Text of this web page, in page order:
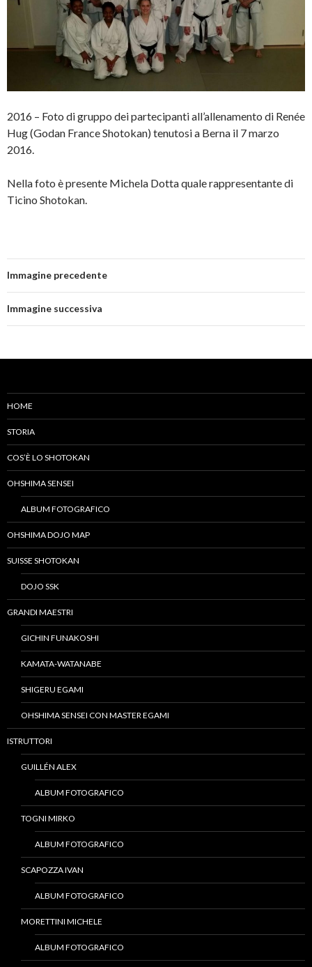
2016 – Foto di gruppo dei partecipanti all’allenamento di Renée
Hug (Godan France Shotokan) tenutosi a Berna il 7 marzo
2016.
Nella foto è presente Michela Dotta quale rappresentante di
Ticino Shotokan.
Immagine precedente
Immagine successiva
HOME
STORIA
COS’È LO SHOTOKAN
OHSHIMA SENSEI
ALBUM FOTOGRAFICO
OHSHIMA DOJO MAP
SUISSE SHOTOKAN
DOJO SSK
GRANDI MAESTRI
GICHIN FUNAKOSHI
KAMATA-WATANABE
SHIGERU EGAMI
OHSHIMA SENSEI CON MASTER EGAMI
ISTRUTTORI
GUILLÉN ALEX
ALBUM FOTOGRAFICO
TOGNI MIRKO
ALBUM FOTOGRAFICO
SCAPOZZA IVAN
ALBUM FOTOGRAFICO
MORETTINI MICHELE
ALBUM FOTOGRAFICO